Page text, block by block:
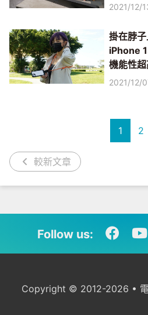
2021/12/
掛在脖
iPhone
機能性
2021/12/
較新文章
1 2
Follow us:
Copyright © 2012-2026 •